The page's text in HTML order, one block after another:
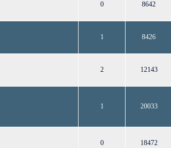
0 8642
1 8426
2 12143
1 20033
0 18472